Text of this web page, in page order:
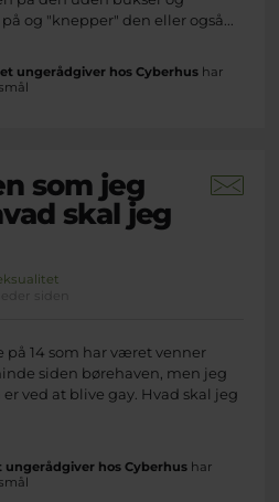
og "knepper" den eller også...
ungerådgiver hos Cyberhushar
som jeg
skal jeg
siden
på 14 som har været venner
siden børehaven, men jeg
ved at blive gay. Hvad skal jeg
ungerådgiver hos Cyberhushar